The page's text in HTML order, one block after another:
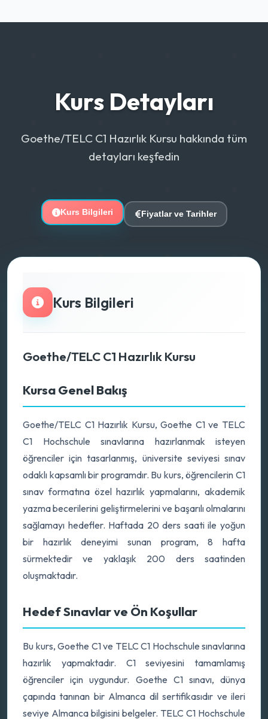
Kurs Detayları
Goethe/TELC C1 Hazırlık Kursu hakkında tüm
detayları keşfedin
Kurs Bilgileri Fiyatlar ve Tarihler
Kurs Bilgileri
Goethe/TELC C1 Hazırlık Kursu
Kursa Genel Bakış
Goethe/TELC C1 Hazırlık Kursu, Goethe C1 ve TELC
C1 Hochschule sınavlarına hazırlanmak isteyen
öğrenciler için tasarlanmış, üniversite seviyesi sınav
odaklı kapsamlı bir programdır. Bu kurs, öğrencilerin C1
sınav formatına özel hazırlık yapmalarını, akademik
yazma becerilerini geliştirmelerini ve başarılı olmalarını
sağlamayı hedefler. Haftada 20 ders saati ile yoğun
bir hazırlık deneyimi sunan program, 8 hafta
sürmektedir ve yaklaşık 200 ders saatinden
oluşmaktadır.
Hedef Sınavlar ve Ön Koşullar
Bu kurs, Goethe C1 ve TELC C1 Hochschule sınavlarına
hazırlık yapmaktadır. C1 seviyesini tamamlamış
öğrenciler için uygundur. Goethe C1 sınavı, dünya
çapında tanınan bir Almanca dil sertifikasıdır ve ileri
seviye Almanca bilgisini belgeler. TELC C1 Hochschule